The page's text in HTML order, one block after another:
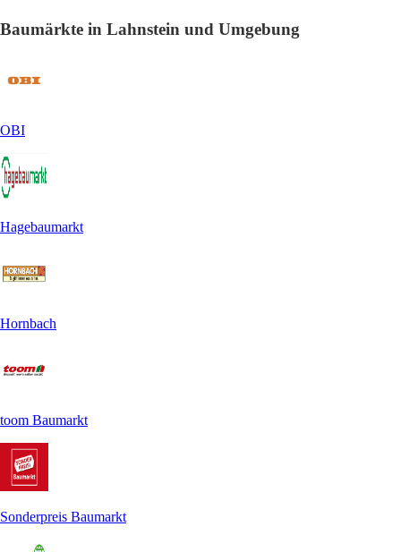
Baumärkte in Lahnstein und Umgebung
OBI
Hagebaumarkt
Hornbach
toom Baumarkt
Sonderpreis Baumarkt